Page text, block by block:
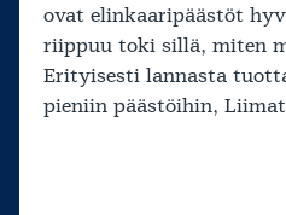
ovat elinkaaripäästöt
riippuu toki sillä, miten
Erityisesti lannasta
pieniin päästöihin,